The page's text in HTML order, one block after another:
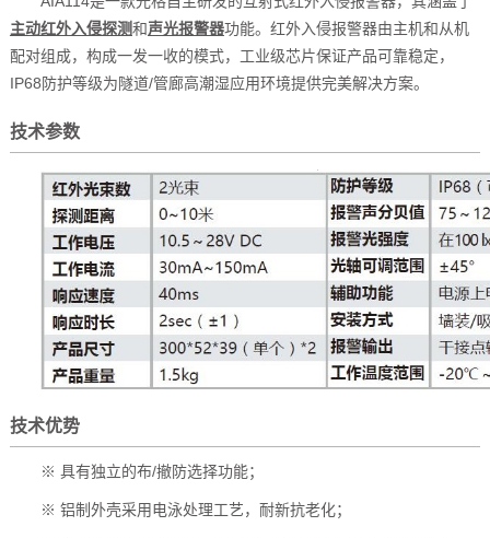
主动红外入侵探测和声光报警器功能。红外入侵报警器由主机和从机
配对组成，构成一发一收的模式，工业级芯片保证产品可靠稳定，
IP68防护等级为隧道/管廊高潮湿应用环境提供完美解决方案。
技术参数
技术优势
※ 具有独立的布/撤防选择功能；
※ 铝制外壳采用电泳处理工艺，耐新抗老化；